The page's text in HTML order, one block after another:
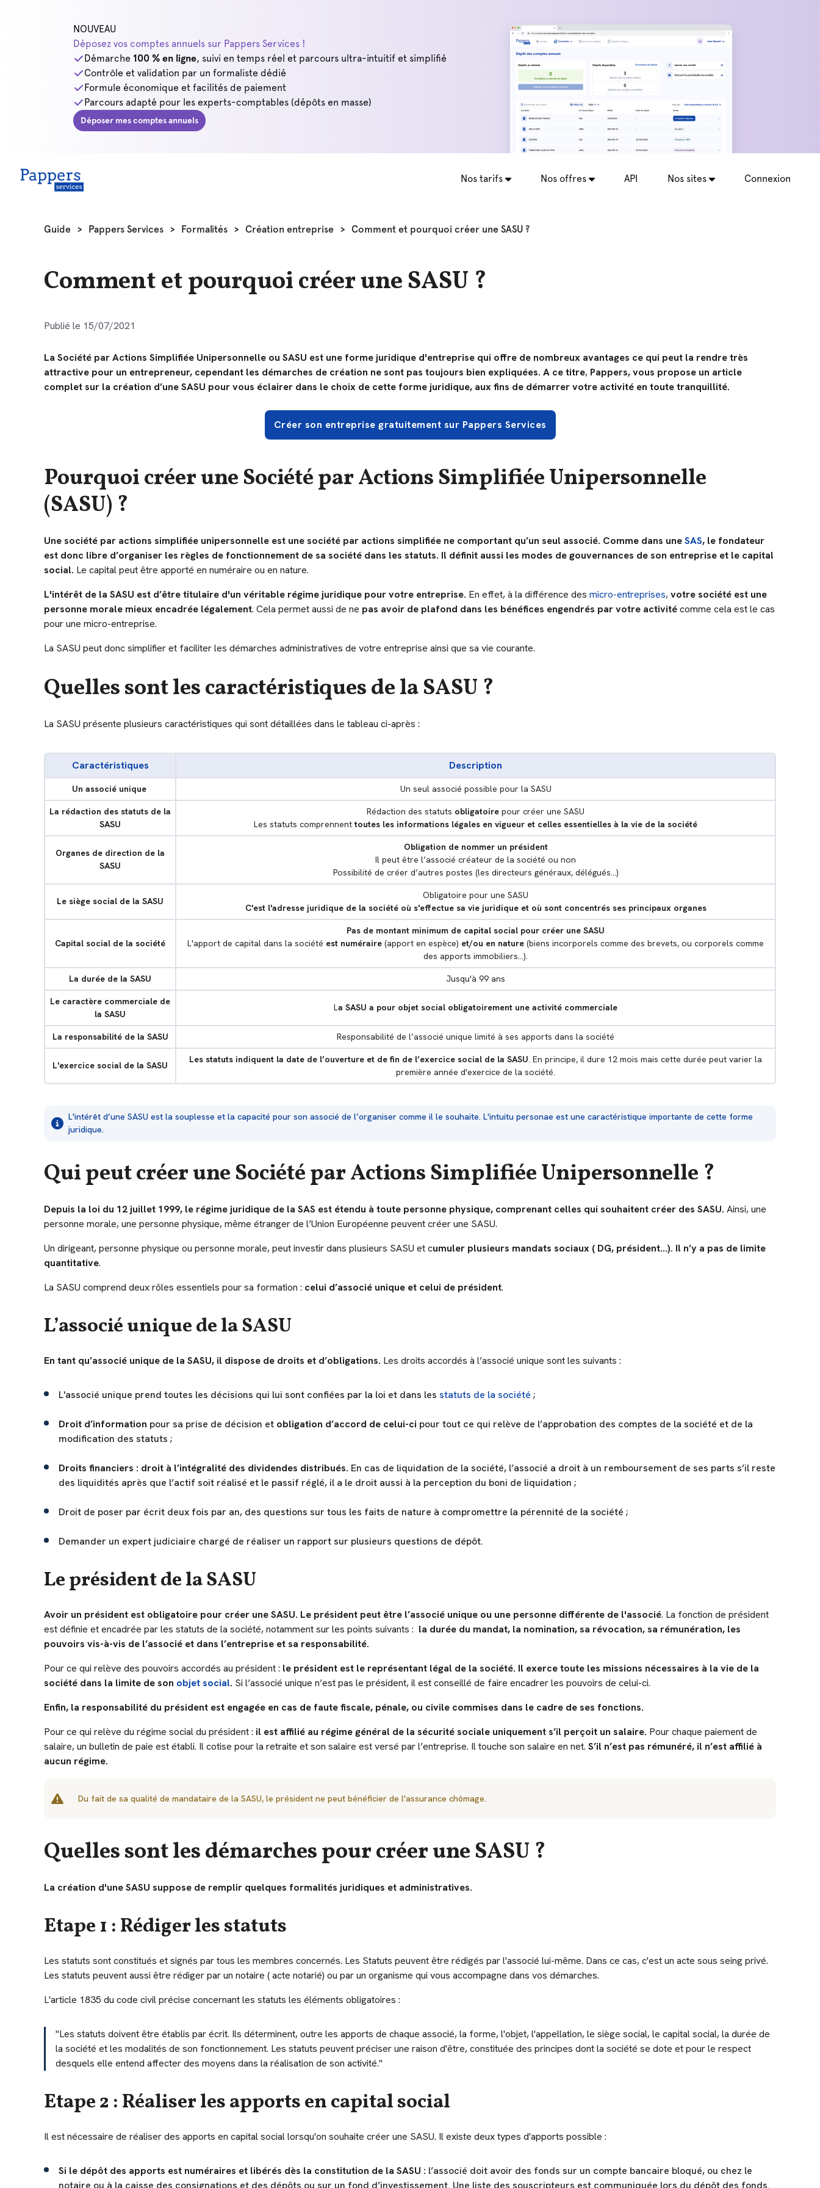
NOUVEAU
Déposez vos comptes annuels sur Pappers Services !
Démarche 100 % en ligne, suivi en temps réel et parcours ultra-intuitif et simplifié
Contrôle et validation par un formaliste dédié
Formule économique et facilités de paiement
Parcours adapté pour les experts-comptables (dépôts en masse)
Déposer mes comptes annuels
Nos tarifs Nos offres API Nos sites Connexion
Guide > Pappers Services > Formalités > Création entreprise > Comment et pourquoi créer une SASU ?
Comment et pourquoi créer une SASU ?
Publié le 15/07/2021
La Société par Actions Simplifiée Unipersonnelle ou SASU est une forme juridique d'entreprise qui offre de nombreux avantages ce qui peut la rendre très
attractive pour un entrepreneur, cependant les démarches de création ne sont pas toujours bien expliquées. A ce titre, Pappers, vous propose un article
complet sur la création d’une SASU pour vous éclairer dans le choix de cette forme juridique, aux fins de démarrer votre activité en toute tranquillité.
Créer son entreprise gratuitement sur Pappers Services
Pourquoi créer une Société par Actions Simplifiée Unipersonnelle
(SASU) ?
Une société par actions simplifiée unipersonnelle est une société par actions simplifiée ne comportant qu’un seul associé. Comme dans uneSAS, le fondateur
est donc libre d’organiser les règles de fonctionnement de sa société dans les statuts. Il définit aussi les modes de gouvernances de son entreprise et le capital
social. Le capital peut être apporté en numéraire ou en nature.
L'intérêt de la SASU est d’être titulaire d'un véritable régime juridique pour votre entreprise. En effet, à la différence des micro-entreprises,votre société est une
personne morale mieux encadrée légalement. Cela permet aussi de ne pas avoir de plafond dans les bénéfices engendrés par votre activitécomme cela est le cas
pour une micro-entreprise.
La SASU peut donc simplifier et faciliter les démarches administratives de votre entreprise ainsi que sa vie courante.
Quelles sont les caractéristiques de la SASU ?
La SASU présente plusieurs caractéristiques qui sont détaillées dans le tableau ci-après :
Caractéristiques Description
Un associé unique Un seul associé possible pour la SASU
La rédaction des statuts de la
SASU
Rédaction des statuts obligatoire pour créer une SASU
Les statuts comprennenttoutes les informations légales en vigueur et celles essentielles à la vie de la société
Organes de direction de la
SASU
Obligation de nommer un président
Il peut être l’associé créateur de la société ou non
Possibilité de créer d’autres postes (les directeurs généraux, délégués…)
Le siège social de la SASU
Obligatoire pour une SASU
C'est l'adresse juridique de la société où s'effectue sa vie juridique et où sont concentrés ses principaux organes
Capital social de la société
Pas de montant minimum de capital social pour créer une SASU
L'apport de capital dans la société est numéraire (apport en espèce) et/ou en nature (biens incorporels comme des brevets, ou corporels comme
des apports immobiliers…).
La durée de la SASU Jusqu'à 99 ans
Le caractère commerciale de
la SASU
La SASU a pour objet social obligatoirement une activité commerciale
La responsabilité de la SASU Responsabilité de l’associé unique limité à ses apports dans la société
L'exercice social de la SASU
Les statuts indiquent la date de l’ouverture et de fin de l’exercice social de la SASU. En principe, il dure 12 mois mais cette durée peut varier la
première année d'exercice de la société.
L'intérêt d’une SASU est la souplesse et la capacité pour son associé de l’organiser comme il le souhaite. L'intuitu personae est une caractéristique importante de cette forme
juridique.
Qui peut créer une Société par Actions Simplifiée Unipersonnelle ?
Depuis la loi du 12 juillet 1999, le régime juridique de la SAS est étendu à toute personne physique, comprenant celles qui souhaitent créer des SASU. Ainsi, une
personne morale, une personne physique, même étranger de l’Union Européenne peuvent créer une SASU.
Un dirigeant, personne physique ou personne morale, peut investir dans plusieurs SASU et cumuler plusieurs mandats sociaux ( DG, président…). Il n’y a pas de limite
quantitative.
La SASU comprend deux rôles essentiels pour sa formation : celui d’associé unique et celui de président.
L’associé unique de la SASU
En tant qu’associé unique de la SASU, il dispose de droits et d’obligations. Les droits accordés à l’associé unique sont les suivants :
L'associé unique prend toutes les décisions qui lui sont confiées par la loi et dans les statuts de la société ;
Droit d’information pour sa prise de décision et obligation d’accord de celui-ci pour tout ce qui relève de l’approbation des comptes de la société et de la
modification des statuts ;
Droits financiers : droit à l’intégralité des dividendes distribués. En cas de liquidation de la société, l’associé a droit à un remboursement de ses parts s’il reste
des liquidités après que l’actif soit réalisé et le passif réglé, il a le droit aussi à la perception du boni de liquidation ;
Droit de poser par écrit deux fois par an, des questions sur tous les faits de nature à compromettre la pérennité de la société ;
Demander un expert judiciaire chargé de réaliser un rapport sur plusieurs questions de dépôt.
Le président de la SASU
Avoir un président est obligatoire pour créer une SASU. Le président peut être l’associé unique ou une personne différente de l'associé. La fonction de président
est définie et encadrée par les statuts de la société, notamment sur les points suivants : la durée du mandat, la nomination, sa révocation, sa rémunération, les
pouvoirs vis-à-vis de l’associé et dans l’entreprise et sa responsabilité.
Pour ce qui relève des pouvoirs accordés au président : le président est le représentant légal de la société. Il exerce toute les missions nécessaires à la vie de la
société dans la limite de son objet social. Si l’associé unique n’est pas le président, il est conseillé de faire encadrer les pouvoirs de celui-ci.
Enfin, la responsabilité du président est engagée en cas de faute fiscale, pénale, ou civile commises dans le cadre de ses fonctions.
Pour ce qui relève du régime social du président : il est affilié au régime général de la sécurité sociale uniquement s’il perçoit un salaire. Pour chaque paiement de
salaire, un bulletin de paie est établi. Il cotise pour la retraite et son salaire est versé par l’entreprise. Il touche son salaire en net. S’il n’est pas rémunéré, il n’est affilié à
aucun régime.
Du fait de sa qualité de mandataire de la SASU, le président ne peut bénéficier de l'assurance chômage.
Quelles sont les démarches pour créer une SASU ?
La création d'une SASU suppose de remplir quelques formalités juridiques et administratives.
Etape 1 : Rédiger les statuts
Les statuts sont constitués et signés par tous les membres concernés. Les Statuts peuvent être rédigés par l'associé lui-même. Dans ce cas, c'est un acte sous seing privé.
Les statuts peuvent aussi être rédiger par un notaire ( acte notarié) ou par un organisme qui vous accompagne dans vos démarches.
L'article 1835 du code civil précise concernant les statuts les éléments obligatoires :
"Les statuts doivent être établis par écrit. Ils déterminent, outre les apports de chaque associé, la forme, l'objet, l'appellation, le siège social, le capital social, la durée de
la société et les modalités de son fonctionnement. Les statuts peuvent préciser une raison d'être, constituée des principes dont la société se dote et pour le respect
desquels elle entend affecter des moyens dans la réalisation de son activité."
Etape 2 : Réaliser les apports en capital social
Il est nécessaire de réaliser des apports en capital social lorsqu'on souhaite créer une SASU. Il existe deux types d'apports possible :
Si le dépôt des apports est numéraires et libérés dès la constitution de la SASU : l’associé doit avoir des fonds sur un compte bancaire bloqué, ou chez le
notaire ou à la caisse des consignations et des dépôts ou sur un fond d’investissement. Une liste des souscripteurs est communiquée lors du dépôt des fonds.